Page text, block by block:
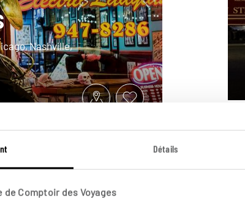
Détails
Comptoir des Voyages
Nashville,